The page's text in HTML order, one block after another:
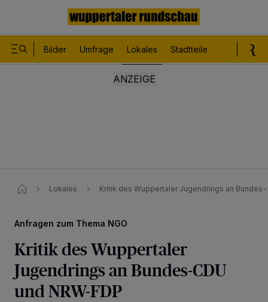
Bilder Umfrage Lokales Stadtteile
Lokales Kritik des Wuppertaler Jugendrings an Bundes-
Anfragen zum Thema NGO
Kritik des Wuppertaler
Jugendrings an Bundes-CDU
und NRW-FDP